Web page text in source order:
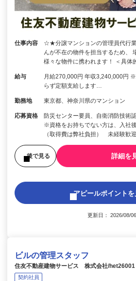
仕事内容
☆★分譲マンションの管理員代行
んが不在の物件を担当するため、
様々な物件に携われます！ ＜具体
給与
月給270,000円 年収3,240,000円
らず定額支給します…
勤務地 東京都、神奈川県のマンション
応募資格
防災センター要員、自衛消防技術
※資格をお持ちでない方は、入社
（取得費は弊社負担） 未経験歓
後で見る 詳細を
アピールポイントを
更新日： 2026/08/
ビルの管理スタッフ
住友不動産建物サービス 株式会社/het26001
契約社員